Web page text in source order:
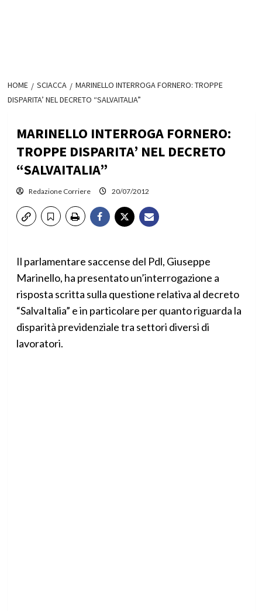
HOME SCIACCA
MARINELLO INTERROGA FORNERO: TROPPE
DISPARITA’ NEL DECRETO “SALVAITALIA”
MARINELLO INTERROGA FORNERO:
TROPPE DISPARITA’ NEL DECRETO
“SALVAITALIA”
Redazione Corriere 20/07/2012
Il parlamentare saccense del Pdl, Giuseppe
Marinello, ha presentato un’interrogazione a
risposta scritta sulla questione relativa al decreto
“SalvaItalia” e in particolare per quanto riguarda la
disparità previdenziale tra settori diversi di
lavoratori.